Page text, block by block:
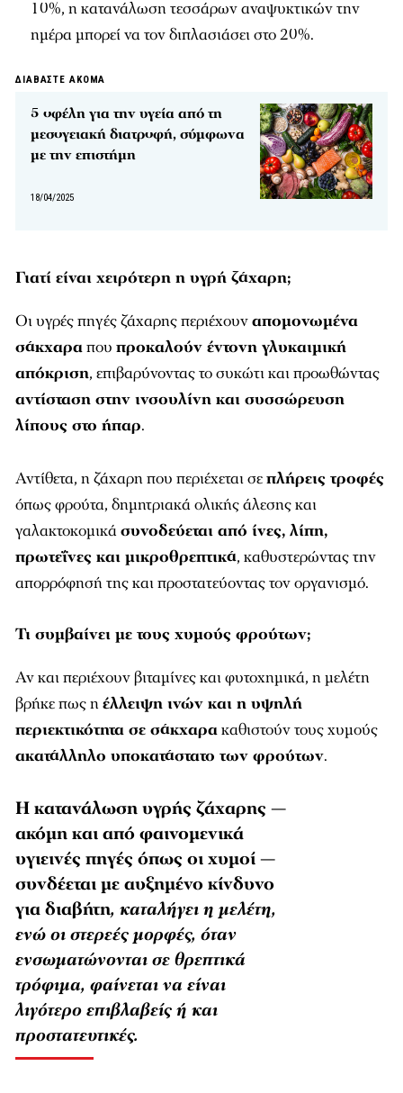
10%, η κατανάλωση τεσσάρων αναψυκτικών την
ημέρα μπορεί να τον διπλασιάσει στο 20%.
ΔΙΑΒΑΣΤΕ ΑΚΟΜΑ
5 οφέλη για την υγεία από τη
μεσογειακή διατροφή, σύμφωνα
με την επιστήμη
18/04/2025
Γιατί είναι χειρότερη η υγρή ζάχαρη;
Οι υγρές πηγές ζάχαρης περιέχουναπομονωμένα
σάκχαραπου προκαλούν έντονη γλυκαιμική
απόκριση, επιβαρύνοντας το συκώτι και προωθώντας
αντίσταση στην ινσουλίνη και συσσώρευση
λίπους στο ήπαρ.
Αντίθετα, η ζάχαρη που περιέχεται σεπλήρεις τροφές
όπως φρούτα, δημητριακά ολικής άλεσης και
γαλακτοκομικάσυνοδεύεται από ίνες, λίπη,
πρωτεΐνες και μικροθρεπτικά, καθυστερώντας την
απορρόφησή της και προστατεύοντας τον οργανισμό.
Τι συμβαίνει με τους χυμούς φρούτων;
Αν και περιέχουν βιταμίνες και φυτοχημικά, η μελέτη
βρήκε πως ηέλλειψη ινών και η υψηλή
περιεκτικότητα σε σάκχαρακαθιστούν τους χυμούς
ακατάλληλο υποκατάστατο των φρούτων.
Η κατανάλωση υγρής ζάχαρης —
ακόμη και από φαινομενικά
υγιεινές πηγές όπως οι χυμοί —
συνδέεται με αυξημένο κίνδυνο
για διαβήτη, καταλήγει η μελέτη,
ενώ οι στερεές μορφές, όταν
ενσωματώνονται σε θρεπτικά
τρόφιμα, φαίνεται να είναι
λιγότερο επιβλαβείς ή και
προστατευτικές.